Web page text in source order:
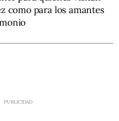
como para los amantes